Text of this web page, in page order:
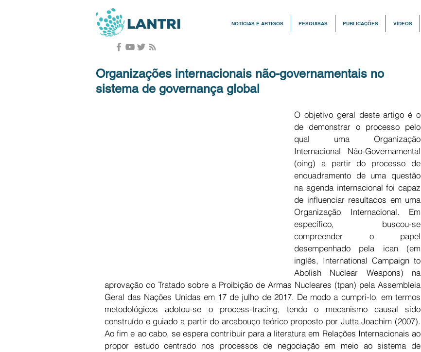
NOTÍCIAS E ARTIGOS PESQUISAS PUBLICAÇÕES VÍDEOS
Organizações internacionais não-governamentais no
sistema de governança global
O objetivo geral deste artigo é o
de demonstrar o processo pelo
qual uma Organização
Internacional Não-Governamental
(oing) a partir do processo de
enquadramento de uma questão
na agenda internacional foi capaz
de influenciar resultados em uma
Organização Internacional. Em
específico, buscou-se
compreender o papel
desempenhado pela ican (em
inglês, International Campaign to
Abolish Nuclear Weapons) na
aprovação do Tratado sobre a Proibição de Armas Nucleares (tpan) pela Assembleia
Geral das Nações Unidas em 17 de julho de 2017. De modo a cumpri-lo, em termos
metodológicos adotou-se o process-tracing, tendo o mecanismo causal sido
construído e guiado a partir do arcabouço teórico proposto por Jutta Joachim (2007).
Ao fim e ao cabo, se espera contribuir para a literatura em Relações Internacionais ao
propor estudo centrado nos processos de negociação em meio ao sistema de